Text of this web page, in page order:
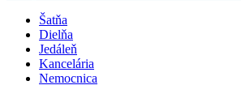
Šatňa
Dielňa
Jedáleň
Kancelária
Nemocnica